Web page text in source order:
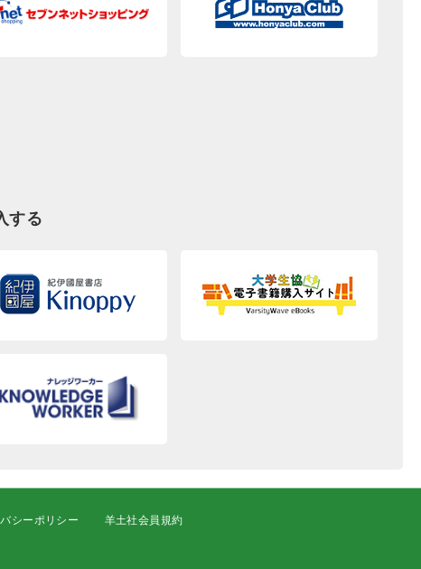
する
シーポリシー
羊土社会員規約